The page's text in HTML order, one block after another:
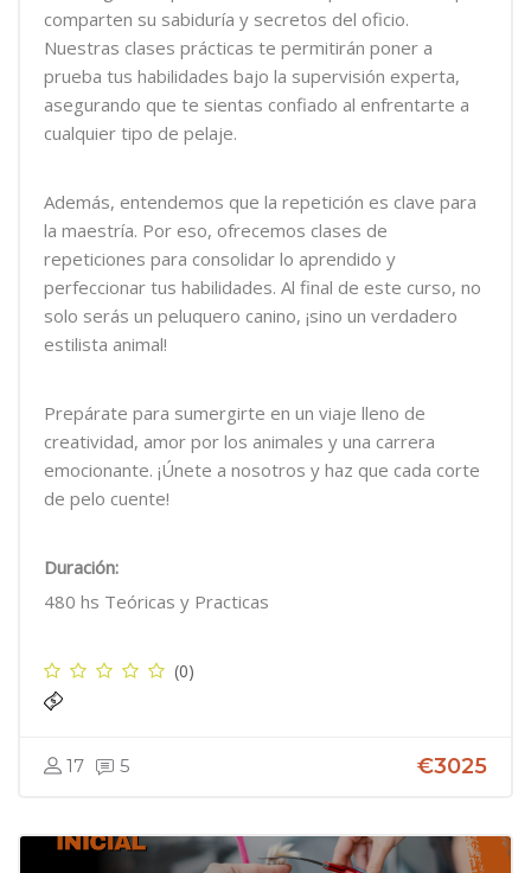
comparten su sabiduría y secretos del oficio.
Nuestras clases prácticas te permitirán poner a
prueba tus habilidades bajo la supervisión experta,
asegurando que te sientas confiado al enfrentarte a
cualquier tipo de pelaje.
Además, entendemos que la repetición es clave para
la maestría. Por eso, ofrecemos clases de
repeticiones para consolidar lo aprendido y
perfeccionar tus habilidades. Al final de este curso, no
solo serás un peluquero canino, ¡sino un verdadero
estilista animal!
Prepárate para sumergirte en un viaje lleno de
creatividad, amor por los animales y una carrera
emocionante. ¡Únete a nosotros y haz que cada corte
de pelo cuente!
Duración:
480 hs Teóricas y Practicas
(0)
17 5 €3025